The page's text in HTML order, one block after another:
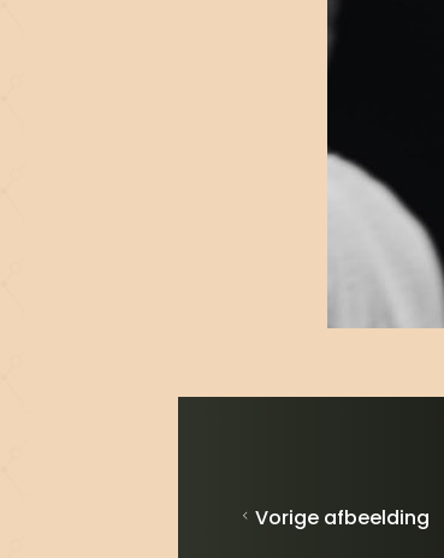
Vorige afbeelding